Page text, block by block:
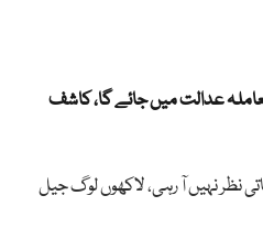
عدالت میں جائے گا، کاشف
نظر نہیں آ رہی، لاکھوں لوگ جیل